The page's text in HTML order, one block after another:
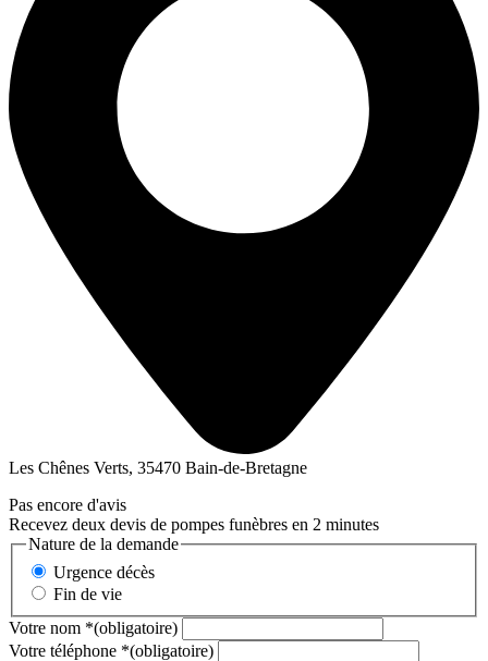
Les Chênes Verts, 35470 Bain-de-Bretagne
Pas encore d'avis
Recevez deux devis de pompes funèbres en 2 minutes
Nature de la demande
Urgence décès
Fin de vie
Votre nom *(obligatoire)
Votre téléphone *(obligatoire)